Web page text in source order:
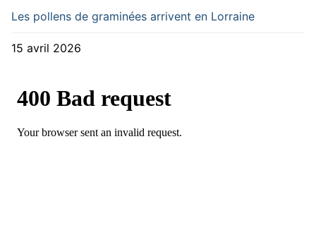
Les pollens de graminées arrivent en Lorraine
15 avril 2026